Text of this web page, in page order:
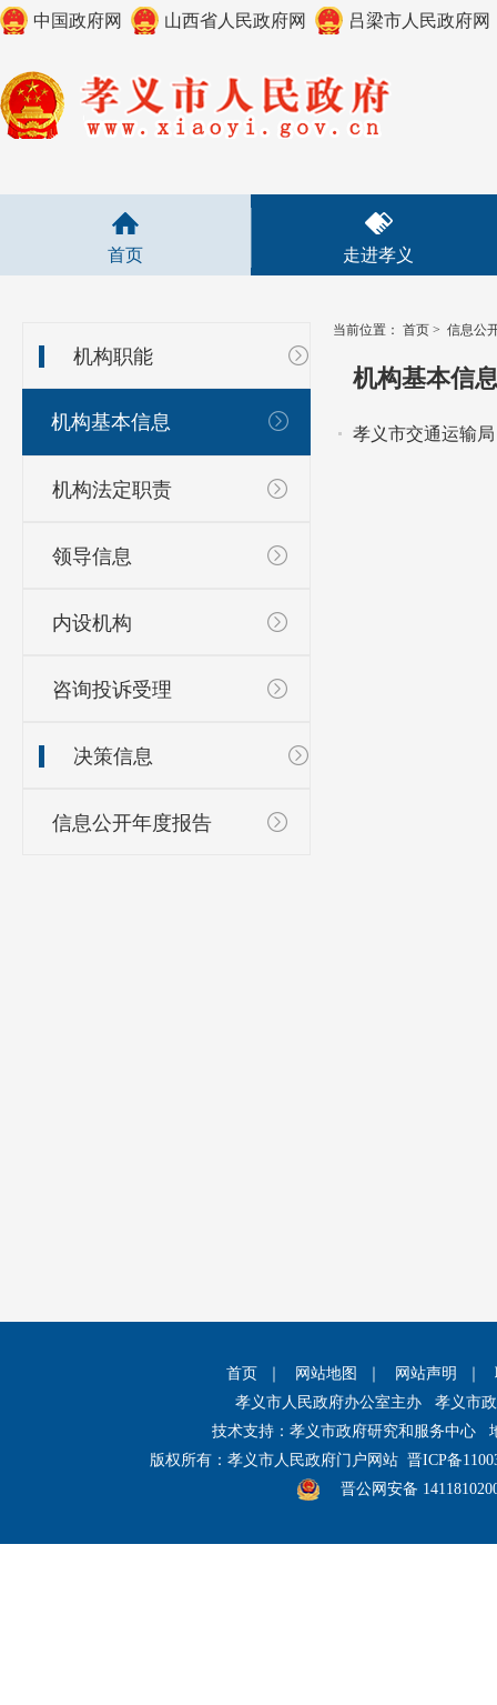
中国政府网 山西省人民政府网 吕梁市人民政府网
首页 走进孝义
机构职能
机构基本信息
机构法定职责
领导信息
内设机构
咨询投诉受理
决策信息
信息公开年度报告
当前位置： 首页 > 信息公
机构基本信
孝义市交通运输局
首页 网站地图 网站声明
孝义市人民政府办公室主办 孝义市
技术支持：孝义市政府研究和服务中心
版权所有：孝义市人民政府门户网站 晋ICP备
晋公网安备